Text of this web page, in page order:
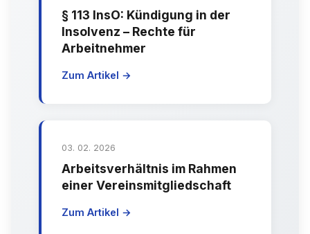
§ 113 InsO: Kündigung in der
Insolvenz – Rechte für
Arbeitnehmer
Zum Artikel →
03. 02. 2026
Arbeitsverhältnis im Rahmen
einer Vereinsmitgliedschaft
Zum Artikel →